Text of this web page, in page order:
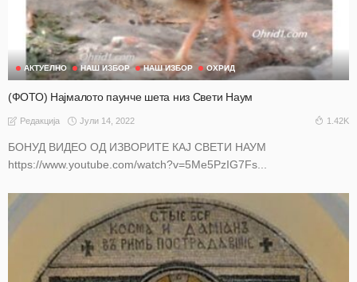
АКТУЕЛНО НАШ ИЗБОР НАШ ИЗБОР ОХРИД
(ФОТО) Најмалото паунче шета низ Свети Наум
Редакција Јули 14, 2022 1.42K
БОНУД ВИДЕО ОД ИЗВОРИТЕ КАЈ СВЕТИ НАУМ
https://www.youtube.com/watch?v=5Me5PzIG7Fs...